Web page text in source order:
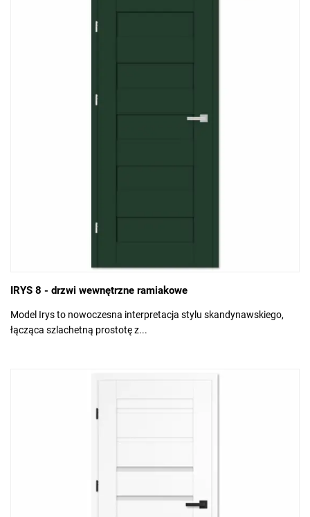
IRYS 8 - drzwi wewnętrzne ramiakowe
Model Irys to nowoczesna interpretacja stylu skandynawskiego,
łącząca szlachetną prostotę z...